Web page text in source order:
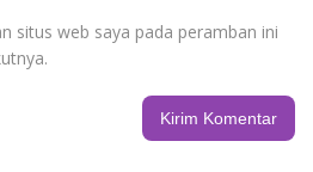
situs web saya pada peramban ini